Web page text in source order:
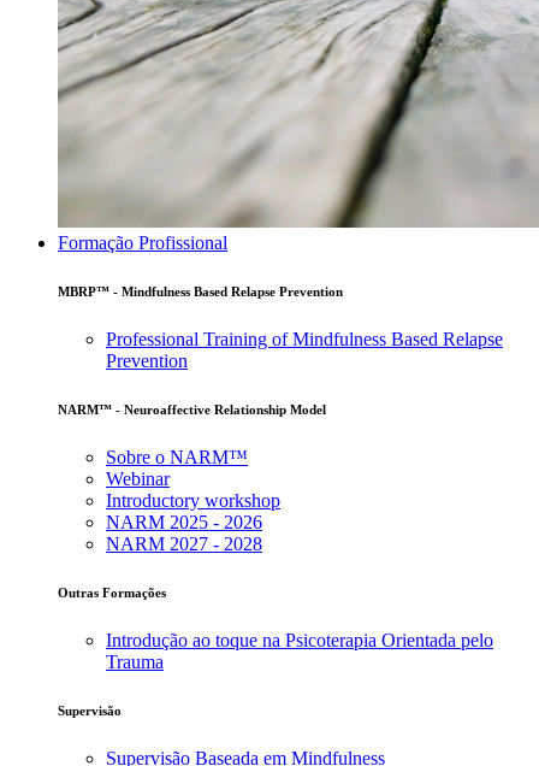
Formação Profissional
MBRP™ - Mindfulness Based Relapse Prevention
Professional Training of Mindfulness Based Relapse
Prevention
NARM™ - Neuroaffective Relationship Model
Sobre o NARM™
Webinar
Introductory workshop
NARM 2025 - 2026
NARM 2027 - 2028
Outras Formações
Introdução ao toque na Psicoterapia Orientada pelo
Trauma
Supervisão
Supervisão Baseada em Mindfulness